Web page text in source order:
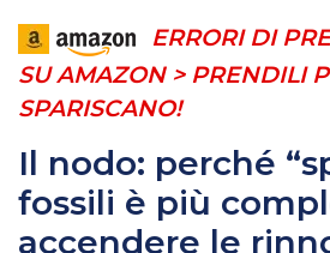
ERRORI DI
SU AMAZON > PRENDILI
SPARISCANO!
Il nodo: perché
fossili è più
accendere le